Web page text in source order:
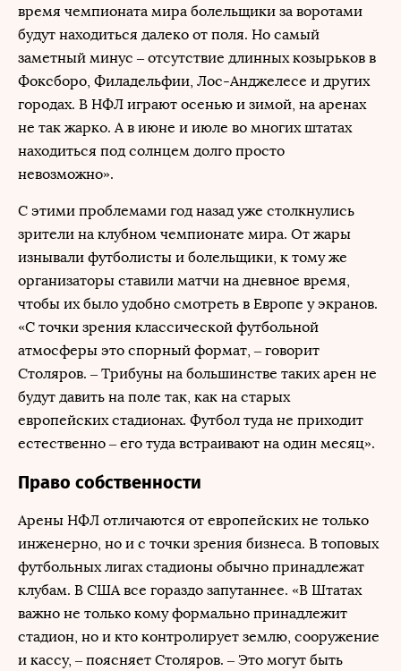
время чемпионата мира болельщики за воротами
будут находиться далеко от поля. Но самый
заметный минус – отсутствие длинных козырьков в
Фоксборо, Филадельфии, Лос-Анджелесе и других
городах. В НФЛ играют осенью и зимой, на аренах
не так жарко. А в июне и июле во многих штатах
находиться под солнцем долго просто
невозможно».
С этими проблемами год назад уже столкнулись
зрители на клубном чемпионате мира. От жары
изнывали футболисты и болельщики, к тому же
организаторы ставили матчи на дневное время,
чтобы их было удобно смотреть в Европе у экранов.
«С точки зрения классической футбольной
атмосферы это спорный формат, – говорит
Столяров. – Трибуны на большинстве таких арен не
будут давить на поле так, как на старых
европейских стадионах. Футбол туда не приходит
естественно – его туда встраивают на один месяц».
Право собственности
Арены НФЛ отличаются от европейских не только
инженерно, но и с точки зрения бизнеса. В топовых
футбольных лигах стадионы обычно принадлежат
клубам. В США все гораздо запутаннее. «В Штатах
важно не только кому формально принадлежит
стадион, но и кто контролирует землю, сооружение
и кассу, – поясняет Столяров. – Это могут быть